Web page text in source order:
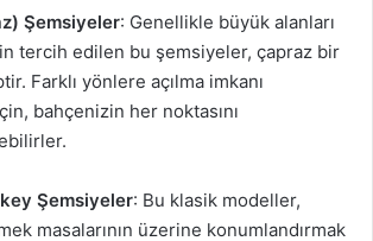
Şemsiyeler: Genellikle büyük alanları
tercih edilen bu şemsiyeler, çapraz bir
Farklı yönlere açılma imkanı
bahçenizin her noktasını
Şemsiyeler: Bu klasik modeller,
masalarının üzerine konumlandırmak